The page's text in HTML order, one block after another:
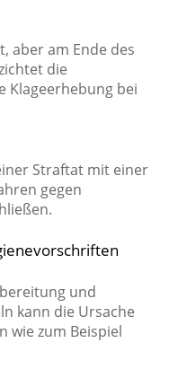
aber am Ende des
die
Klageerhebung bei
Straftat mit einer
gegen
und
kann die Ursache
wie zum Beispiel